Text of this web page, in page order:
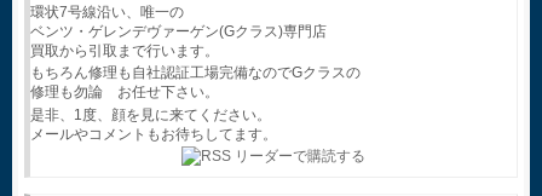
環状7号線沿い、唯一の
ベンツ・ゲレンデヴァーゲン(Gクラス)専門店
買取から引取まで行います。
もちろん修理も自社認証工場完備なのでGクラスの
修理も勿論 お任せ下さい。
是非、1度、顔を見に来てください。
メールやコメントもお待ちしてます。